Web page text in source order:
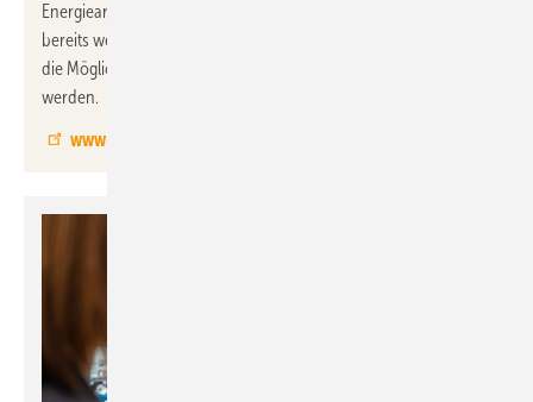
Energiearten berücksichtigen. Des Weiteren kündigte wibutler
bereits weitere Entwicklungsphasen an, mit denen sich
die Möglichkeiten des wibutler energy OS noch weiter steigern
werden.
www.wibutler.com